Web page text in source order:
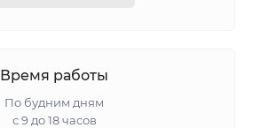
Время работы
По будним дням
с 9 до 18 часов